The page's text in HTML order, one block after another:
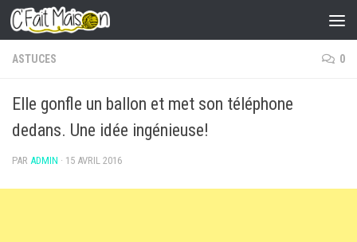
Skip to content
ASTUCES 0
Elle gonfle un ballon et met son téléphone
dedans. Une idée ingénieuse!
PAR ADMIN · 15 AVRIL 2016